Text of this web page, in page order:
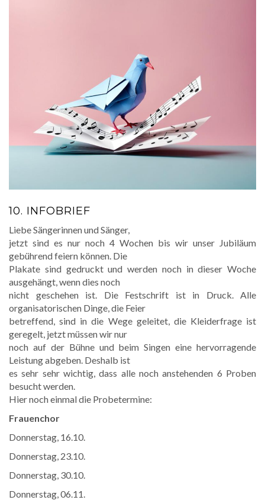
10. INFOBRIEF
Liebe Sängerinnen und Sänger,
jetzt sind es nur noch 4 Wochen bis wir unser Jubiläum
gebührend feiern können. Die
Plakate sind gedruckt und werden noch in dieser Woche
ausgehängt, wenn dies noch
nicht geschehen ist. Die Festschrift ist in Druck. Alle
organisatorischen Dinge, die Feier
betreffend, sind in die Wege geleitet, die Kleiderfrage ist
geregelt, jetzt müssen wir nur
noch auf der Bühne und beim Singen eine hervorragende
Leistung abgeben. Deshalb ist
es sehr sehr wichtig, dass alle noch anstehenden 6 Proben
besucht werden.
Hier noch einmal die Probetermine:
Frauenchor
Donnerstag, 16.10.
Donnerstag, 23.10.
Donnerstag, 30.10.
Donnerstag, 06.11.